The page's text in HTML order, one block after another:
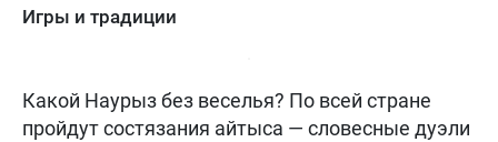
Игры и традиции
Какой Наурыз без веселья? По всей стране
пройдут состязания айтыса — словесные дуэли